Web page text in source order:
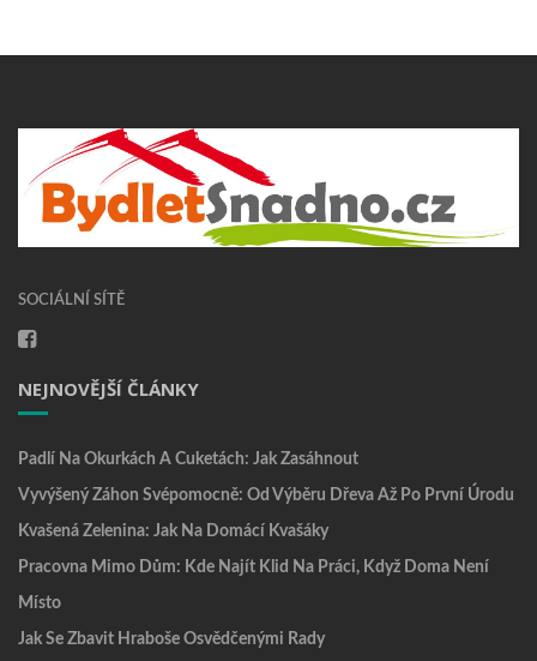
SOCIÁLNÍ SÍTĚ
NEJNOVĚJŠÍ ČLÁNKY
Padlí Na Okurkách A Cuketách: Jak Zasáhnout
Vyvýšený Záhon Svépomocně: Od Výběru Dřeva Až Po První Úrodu
Kvašená Zelenina: Jak Na Domácí Kvašáky
Pracovna Mimo Dům: Kde Najít Klid Na Práci, Když Doma Není
Místo
Jak Se Zbavit Hraboše Osvědčenými Rady